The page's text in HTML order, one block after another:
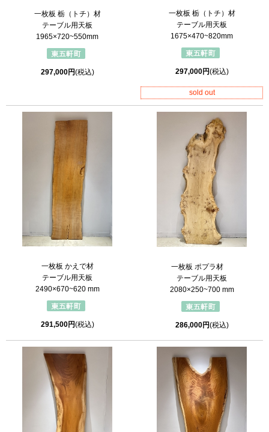
一枚板 栃（トチ）材
テーブル用天板
1965×720~550mm
297,000円(税込)
一枚板 栃（トチ）材
テーブル用天板
1675×470~820mm
297,000円(税込)
sold out
一枚板 かえで材
テーブル用天板
2490×670~620 mm
291,500円(税込)
一枚板 ポプラ材
テーブル用天板
2080×250~700 mm
286,000円(税込)